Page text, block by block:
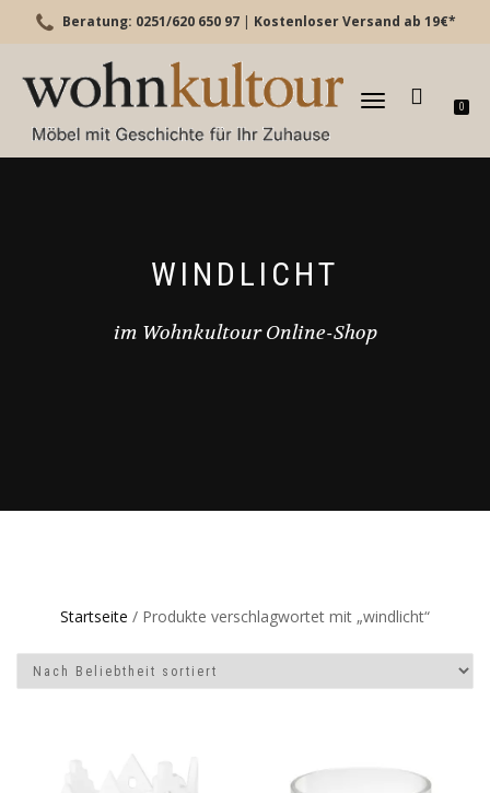
Beratung: 0251/620 650 97 | Kostenloser Versand ab 19€*
TOGGLE
0
WINDLICHT
im Wohnkultour Online-Shop
Startseite / Produkte verschlagwortet mit „windlicht“